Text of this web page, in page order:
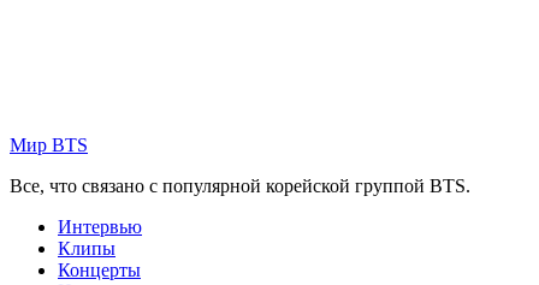
Мир BTS
Все, что связано с популярной корейской группой BTS.
Интервью
Клипы
Концерты